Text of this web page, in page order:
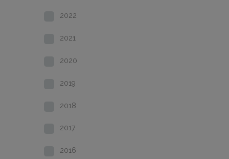
2022
2021
2020
2019
2018
2017
2016